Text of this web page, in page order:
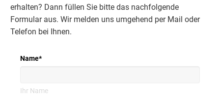
erhalten? Dann füllen Sie bitte das nachfolgende
Formular aus. Wir melden uns umgehend per Mail oder
Telefon bei Ihnen.
Name*
Ihr Name